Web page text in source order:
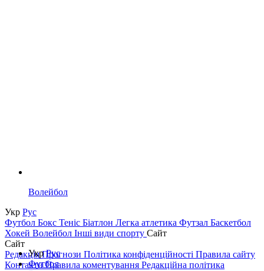
Волейбол
Укр Рус
Футбол Бокс Теніс Біатлон Легка атлетика Футзал Баскетбол
Хокей Волейбол Інші види спорту Сайт
Сайт
РедакціяПрогнози Політика конфіденційності Правила сайту
КонтактиПравила коментування Редакційна політика
УкрРус
Футбол